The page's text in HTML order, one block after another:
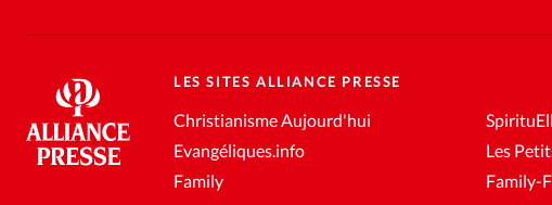
LES SITES ALLIANCE PRESSE
Christianisme Aujourd'hui
Evangéliques.info
Family
Les
Family-